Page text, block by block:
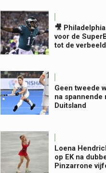
🎥
voor de
tot de
Geen tweede
na
Duitsland
Loena
op EK na
Pinzarrone